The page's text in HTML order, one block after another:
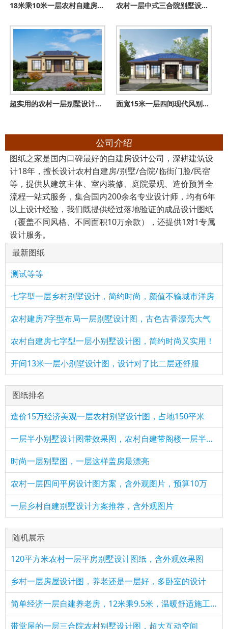
18米乘10米一层农村自建房设计图，大方耐看符合传统对称美 农村一层中式三合院别墅设计图，户型经典实用，19米乘15米
超实用的农村一层别墅设计图，经济实惠养老自住都不错, 面宽15米一层四间现代风别墅，外观漂亮布局实用，养老度假超巴
公司介绍
图纸之家是国内口碑最好的自建房设计公司，深耕建筑设
计18年，擅长设计农村自建房/别墅/合院/临街门脸/民宿
等，提供从建筑主体、室内装修、庭院景观、造价预算全
流程一站式服务，集合国内200余名专业设计师，均有6年
以上设计经验，我们既提供经过落地验证的成品设计图纸
（覆盖不同风格、不同面积10万余款），还提供1对1专属
设计服务。
最新图纸
测试等等
七字型一层乡村别墅设计，简约时尚，颜值不输城市洋房
农村建房7字型布局一层别墅设计图，古色古香漂亮大气
农村自建房七字型一层小别墅设计图，简约时尚又实用！
开间13米一层小别墅设计图，设计对了比二层还舒服
图纸排名
造价15万经济美观一层农村别墅设计图，占地150平米
一层半小别墅设计图带效果图，农村自建带阁楼一层半方案
时尚一层别墅图，一层这样盖房最漂亮
农村一层四间平房设计图方案，含外观图片，预算10万
一层乡村自建别墅设计方案推荐，含外观图片
随机展示
120平方米农村一层平房别墅设计图纸，含外观效果图
乡村一层房屋设计图，养老还是一层好，多卧室的设计
简单经济一层自建养老房，12米乘9.5米，温暖舒适施工简单
带堂屋的一层三合院农村别墅设计图，超大互动空间